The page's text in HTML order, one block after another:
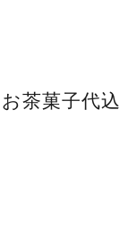
お茶菓子代込